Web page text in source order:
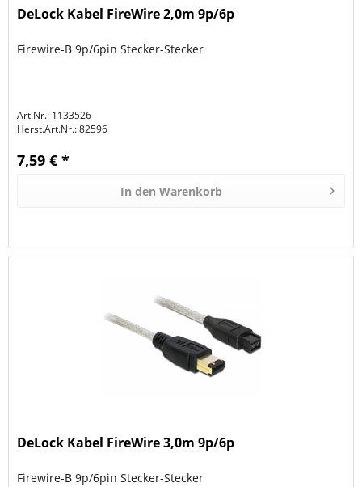
DeLock Kabel FireWire 2,0m 9p/6p
Firewire-B 9p/6pin Stecker-Stecker
Art.Nr.: 1133526
Herst.Art.Nr.:82596
7,59 € *
In den Warenkorb
DeLock Kabel FireWire 3,0m 9p/6p
Firewire-B 9p/6pin Stecker-Stecker